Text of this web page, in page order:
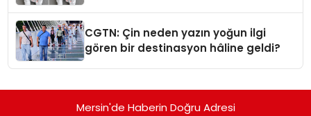
CGTN: Çin neden yazın yoğun ilgi
gören bir destinasyon hâline geldi?
Mersin'de Haberin Doğru Adresi